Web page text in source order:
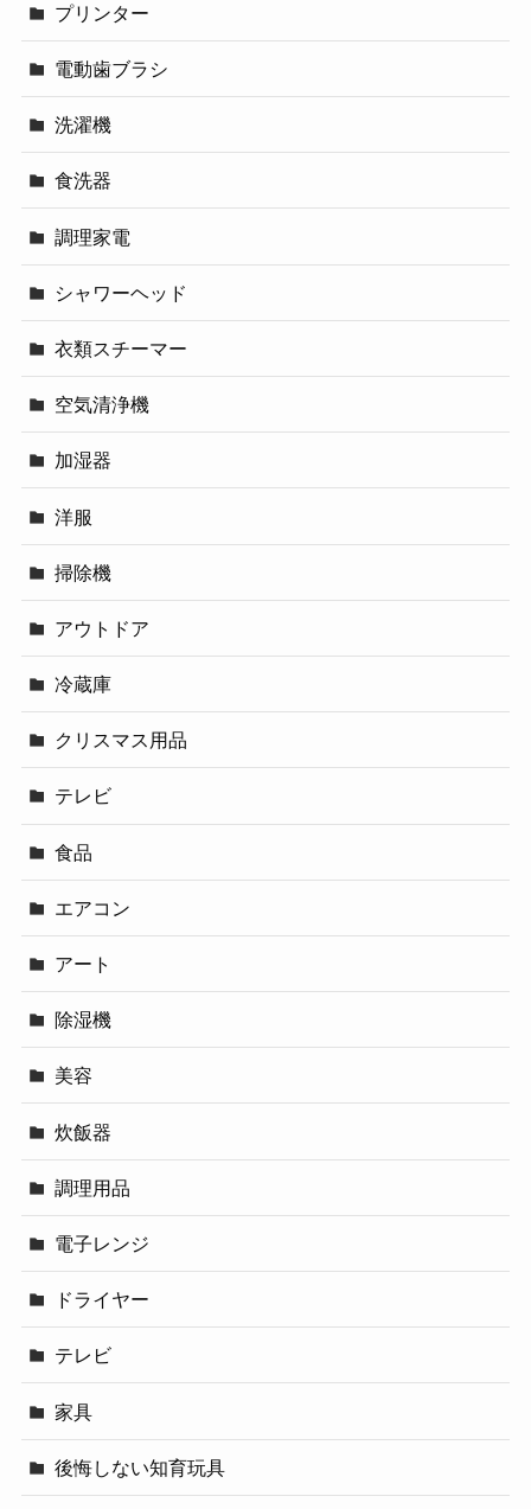
プリンター
電動歯ブラシ
洗濯機
食洗器
調理家電
シャワーヘッド
衣類スチーマー
空気清浄機
加湿器
洋服
掃除機
アウトドア
冷蔵庫
クリスマス用品
テレビ
食品
エアコン
アート
除湿機
美容
炊飯器
調理用品
電子レンジ
ドライヤー
テレビ
家具
後悔しない知育玩具